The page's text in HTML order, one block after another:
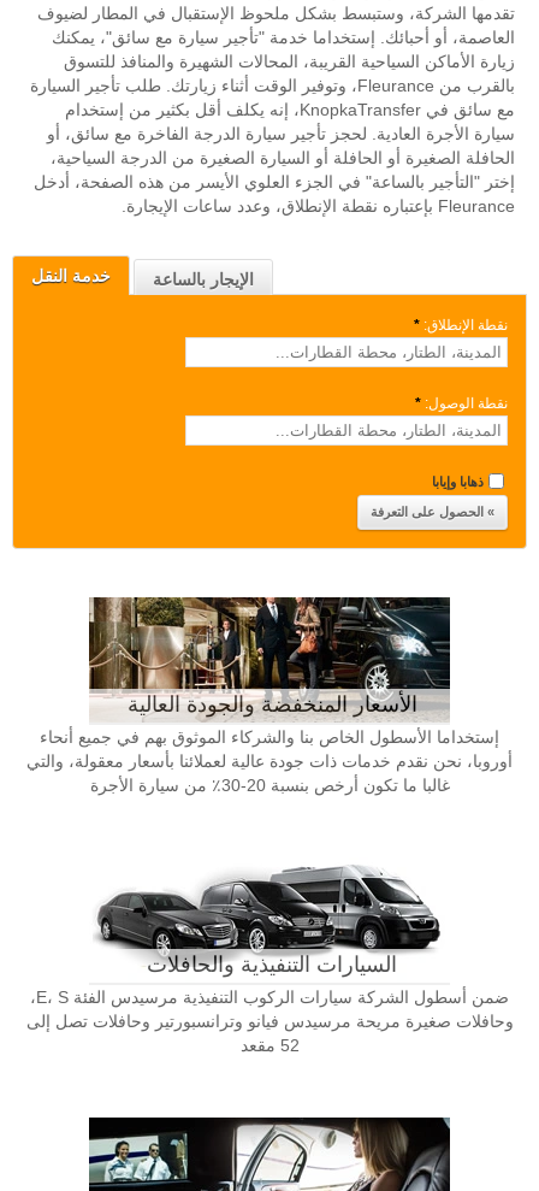
خدمة النقل الإيجار بالساعة
نقطة الإنطلاق: *
نقطة الوصول: *
ذهابا وإيابا
الأسعار المنخفضة والجودة العالية
إستخداما الأسطول الخاص بنا والشركاء الموثوق بهم في جميع أنحاء
أوروبا، نحن نقدم خدمات ذات جودة عالية لعملائنا بأسعار معقولة، والتي
غالبا ما تكون أرخص بنسبة 20-30٪ من سيارة الأجرة
السيارات التنفيذية والحافلات
ضمن أسطول الشركة سيارات الركوب التنفيذية مرسيدس الفئة E، S،
وحافلات صغيرة مريحة مرسيدس فيانو وترانسبورتير وحافلات تصل إلى
52 مقعد
تقدمها الشركة، وستبسط بشكل ملحوظ الإستقبال في المطار لضيوف
العاصمة، أو أحبائك. إستخداما خدمة "تأجير سيارة مع سائق"، يمكنك
زيارة الأماكن السياحية القريبة، المحالات الشهيرة والمنافذ للتسوق
بالقرب من Fleurance، وتوفير الوقت أثناء زيارتك. طلب تأجير السيارة
مع سائق في KnopkaTransfer، إنه يكلف أقل بكثير من إستخدام
سيارة الأجرة العادية. لحجز تأجير سيارة الدرجة الفاخرة مع سائق، أو
الحافلة الصغيرة أو الحافلة أو السيارة الصغيرة من الدرجة السياحية،
إختر "التأجير بالساعة" في الجزء العلوي الأيسر من هذه الصفحة، أدخل
Fleurance بإعتباره نقطة الإنطلاق، وعدد ساعات الإيجارة.